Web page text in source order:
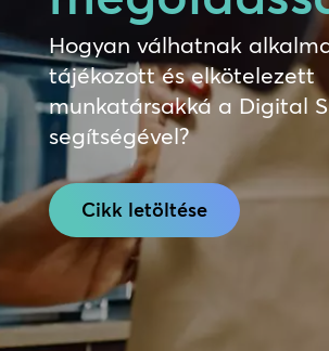
Hogyan válhatnak
tájékozott és elkötelezett
munkatársakká a Digital
segítségével?
Cikk letöltése